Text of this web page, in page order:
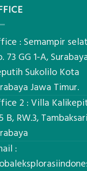
: Semampir
73 GG 1-A,
Sukolilo Kota
Jawa Timur.
2 : Villa
B, RW.3,
: